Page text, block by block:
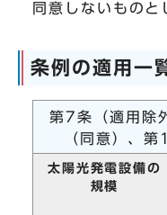
同意しないものと
条例の適用一
第7条（適用除
（同意）、
太陽光発電設備の
規模